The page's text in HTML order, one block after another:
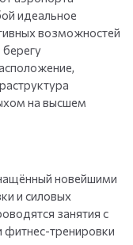
идеальное
возможностей
берегу
на высшем
новейшими
и силовых
занятия с
фитнес-тренировки